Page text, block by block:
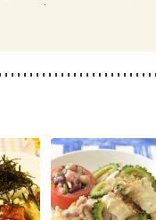
２）
CKD（ステージ３a）